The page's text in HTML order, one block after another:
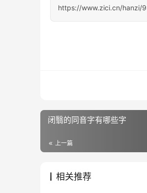
https://www.zici.cn/hanzi/
闭翳的同音字有哪些字
上一篇
相关推荐